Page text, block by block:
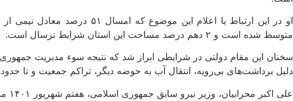
متوسط شده است و ۲ دهم درصد مساحت این استان شرایط ترسال است.
دلیل برداشت‌های بی‌رویه، انتقال آب به حوضه دیگر، تراکم جمعیت و تا